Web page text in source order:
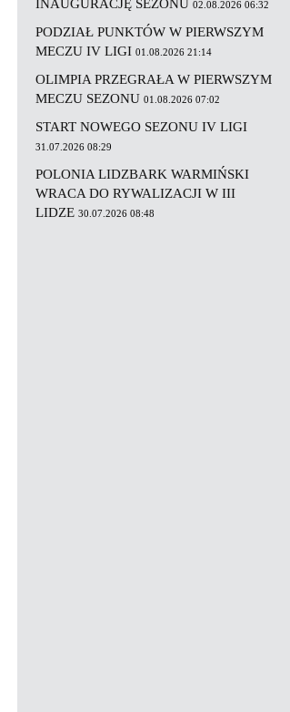
INAUGURACJĘ SEZONU 02.08.2026 06:32
PODZIAŁ PUNKTÓW W PIERWSZYM
MECZU IV LIGI 01.08.2026 21:14
OLIMPIA PRZEGRAŁA W PIERWSZYM
MECZU SEZONU 01.08.2026 07:02
START NOWEGO SEZONU IV LIGI
31.07.2026 08:29
POLONIA LIDZBARK WARMIŃSKI
WRACA DO RYWALIZACJI W III
LIDZE 30.07.2026 08:48